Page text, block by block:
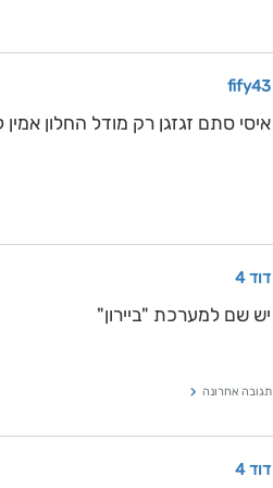
fify43
איסי סתם זגזגן רק מודל החלון
דוד 4
יש שם למערכת "ביירון"
תגובה אחרונה
דוד 4